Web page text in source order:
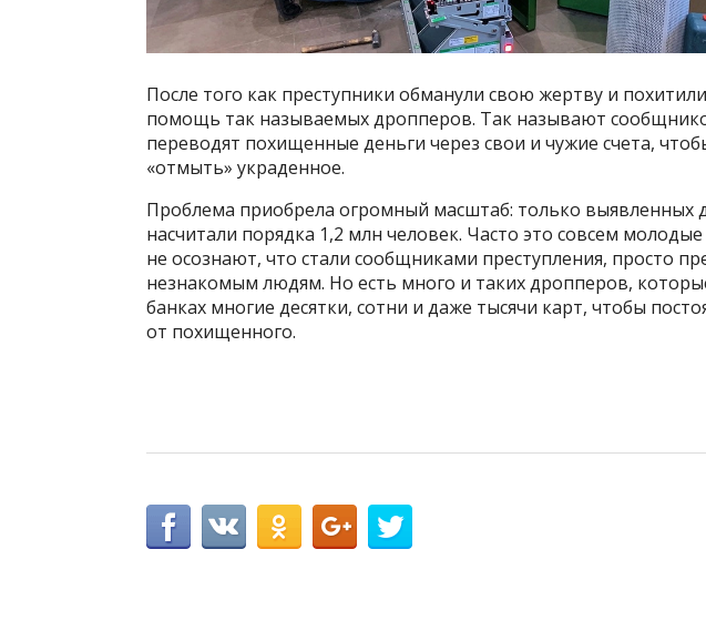
После того как преступники обманули свою жертву и
помощь так называемых дропперов. Так называют
переводят похищенные деньги через свои и чужие счета,
«отмыть» украденное.
Проблема приобрела огромный масштаб: только выявленных
насчитали порядка 1,2 млн человек. Часто это совсем
не осознают, что стали сообщниками преступления, просто
незнакомым людям. Но есть много и таких дропперов,
банках многие десятки, сотни и даже тысячи карт, чтобы
от похищенного.